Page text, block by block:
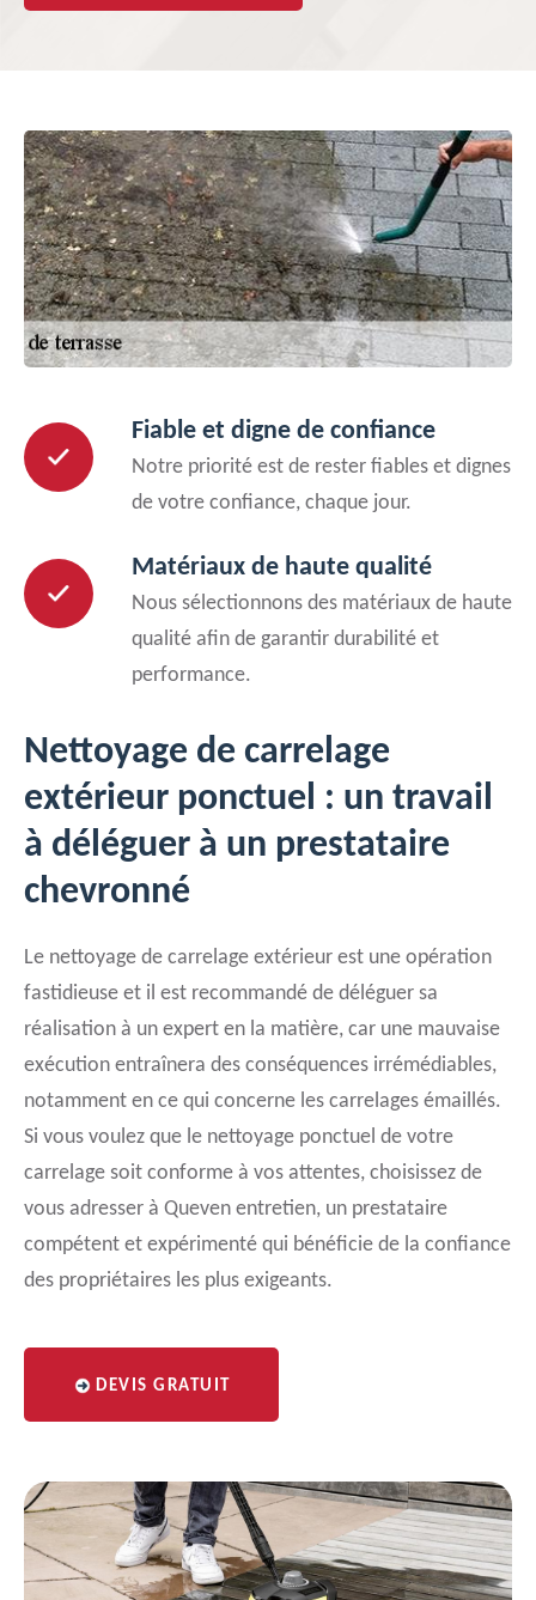
Fiable et digne de confiance
Notre priorité est de rester fiables et dignes
de votre confiance, chaque jour.
Matériaux de haute qualité
Nous sélectionnons des matériaux de haute
qualité afin de garantir durabilité et
performance.
Nettoyage de carrelage
extérieur ponctuel : un travail
à déléguer à un prestataire
chevronné
Le nettoyage de carrelage extérieur est une opération
fastidieuse et il est recommandé de déléguer sa
réalisation à un expert en la matière, car une mauvaise
exécution entraînera des conséquences irrémédiables,
notamment en ce qui concerne les carrelages émaillés.
Si vous voulez que le nettoyage ponctuel de votre
carrelage soit conforme à vos attentes, choisissez de
vous adresser à Queven entretien, un prestataire
compétent et expérimenté qui bénéficie de la confiance
des propriétaires les plus exigeants.
DEVIS GRATUIT